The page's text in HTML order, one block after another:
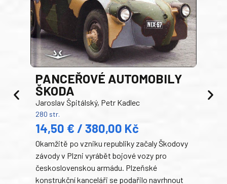
PANCEŘOVÉ AUTOMOBILY
ŠKODA
Jaroslav Špitálský, Petr Kadlec
280 str.
14,50 € / 380,00 Kč
Okamžitě po vzniku republiky začaly Škodovy
závody v Plzni vyrábět bojové vozy pro
československou armádu. Plzeňské
konstrukční kanceláři se podařilo navrhnout